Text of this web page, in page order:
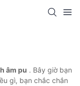
âm pu . Bây giờ bạn
gì, bạn chắc chắn